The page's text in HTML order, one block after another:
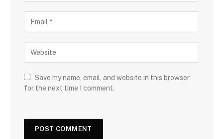
Save my name, email, and website in this browser
for the next time I comment.